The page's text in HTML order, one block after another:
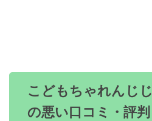
こどもちゃれんじ
の悪い口コミ・評判